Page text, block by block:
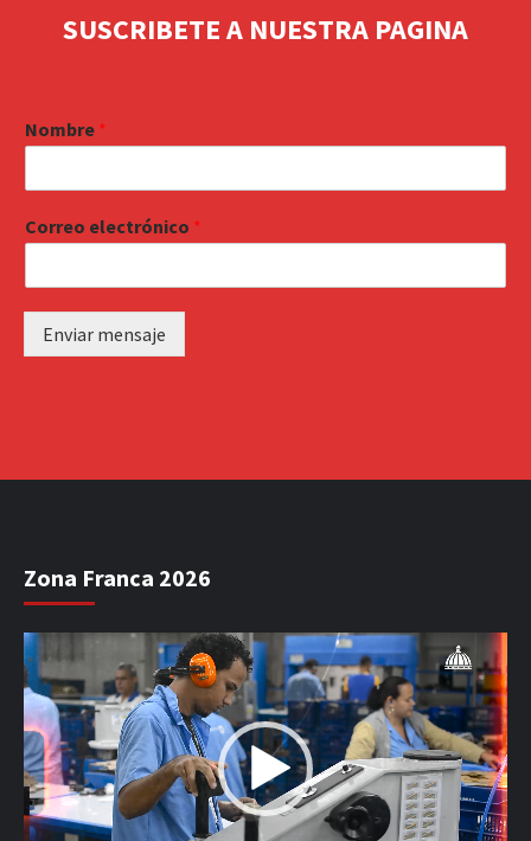
SUSCRIBETE A NUESTRA PAGINA
Nombre *
Correo electrónico *
Enviar mensaje
Zona Franca 2026
Reproductor
de
vídeo